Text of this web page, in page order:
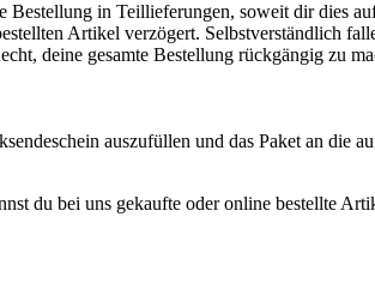
in Teillieferungen, soweit dir dies
Artikel verzögert. Selbstverständlich
deine gesamte Bestellung rückgängig zu
auszufüllen und das Paket an die
du bei uns gekaufte oder online bestellte